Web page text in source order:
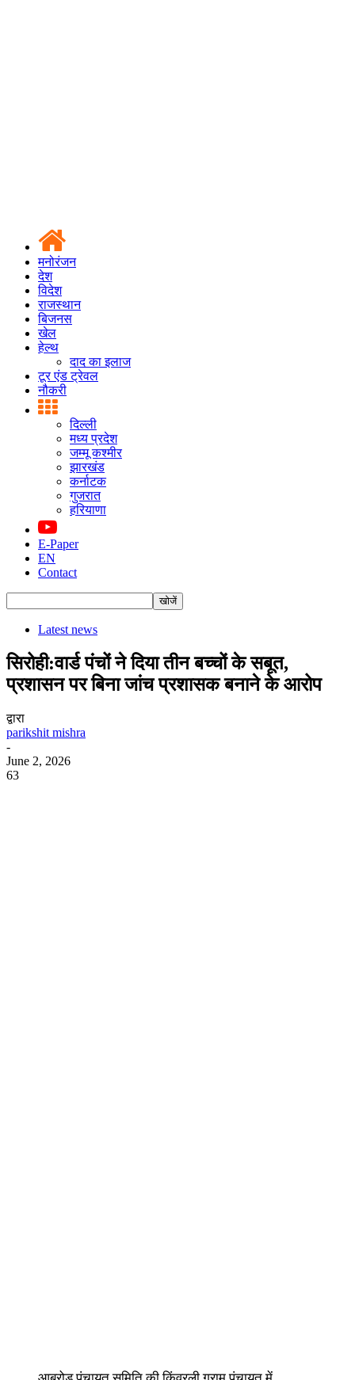
मनोरंजन
देश
विदेश
राजस्थान
बिजनस
खेल
हेल्थ
दाद का इलाज
टूर एंड ट्रेवल
नौकरी
दिल्ली
मध्य प्रदेश
जम्मू कश्मीर
झारखंड
कर्नाटक
गुजरात
हरियाणा
E-Paper
EN
Contact
Latest news
सिरोही:वार्ड पंचों ने दिया तीन बच्चों के सबूत,
प्रशासन पर बिना जांच प्रशासक बनाने के आरोप
द्वारा
parikshit mishra
-
June 2, 2026
63